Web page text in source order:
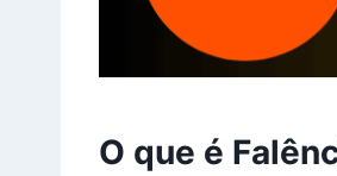
O que é